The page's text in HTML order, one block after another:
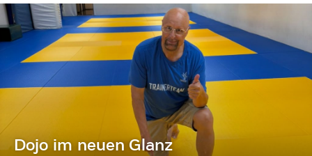
Dojo im neuen Glanz